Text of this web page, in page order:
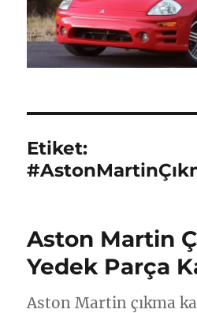
Etiket:
Aston Martin
Yedek Parça
Aston Martin çıkma